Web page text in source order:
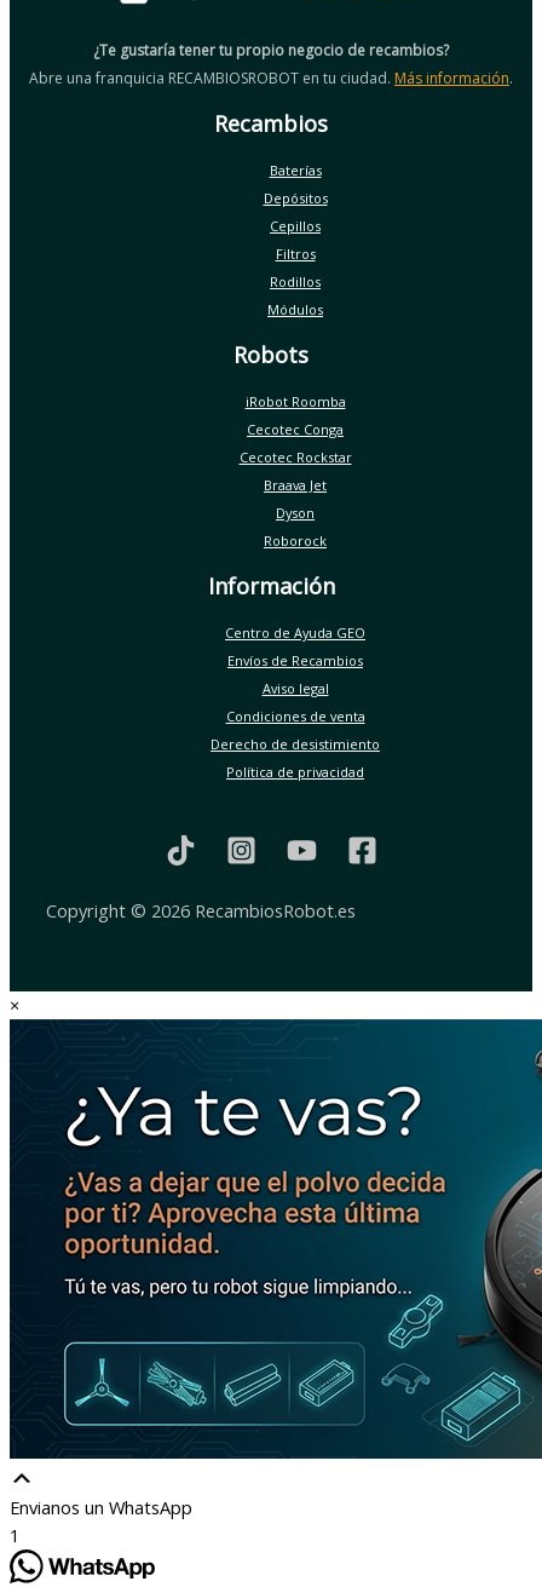
¿Te gustaría tener tu propio negocio de recambios?
Abre una franquicia RECAMBIOSROBOT en tu ciudad. Más información.
Recambios
Baterías
Depósitos
Cepillos
Filtros
Rodillos
Módulos
Robots
iRobot Roomba
Cecotec Conga
Cecotec Rockstar
Braava Jet
Dyson
Roborock
Información
Centro de Ayuda GEO
Envíos de Recambios
Aviso legal
Condiciones de venta
Derecho de desistimiento
Política de privacidad
Copyright © 2026 RecambiosRobot.es
×
Envianos un WhatsApp
1